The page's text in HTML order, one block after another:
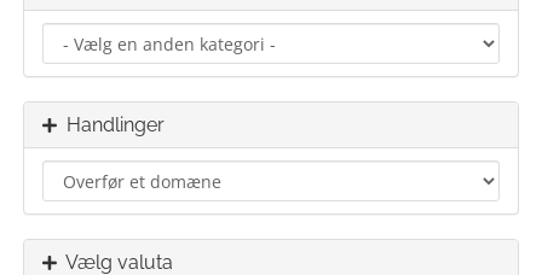
Handlinger
Vælg valuta